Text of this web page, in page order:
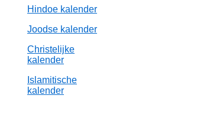
Hindoe kalender
Joodse kalender
Christelijke
kalender
Islamitische
kalender